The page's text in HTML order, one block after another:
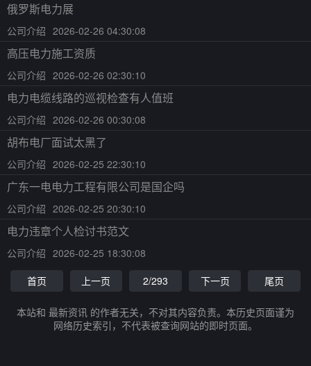
俄罗斯电力展
公司介绍 2026-02-26 04:30:08
高压电力施工资质
公司介绍 2026-02-26 02:30:10
电力电缆线路的巡视检查有人值班
公司介绍 2026-02-26 00:30:08
胡布电厂面试太黑了
公司介绍 2026-02-25 22:30:10
广东一电电力工程有限公司是国企吗
公司介绍 2026-02-25 20:30:10
电力违章个人检讨书范文
公司介绍 2026-02-25 18:30:08
首页
上一页 2/293 下一页 尾页
本站和 最新资讯 的作者无关，不对其内容负责。本历史页面谨为
网络历史索引，不代表被查询网站的即时页面。